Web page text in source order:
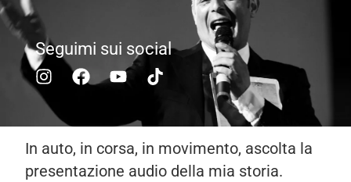
Seguimi sui social
In auto, in corsa, in movimento, ascolta la
presentazione audio della mia storia.